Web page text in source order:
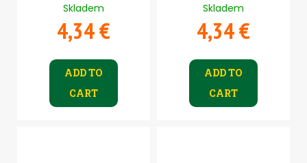
Skladem
4,34 €
ADD TO
CART
Skladem
4,34 €
ADD TO
CART